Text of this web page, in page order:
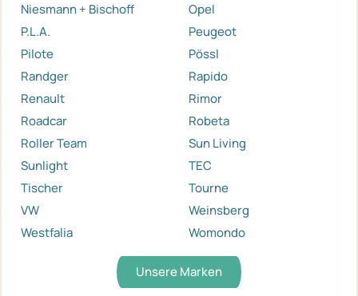
Niesmann + Bischoff
Opel
P.L.A.
Peugeot
Pilote
Pössl
Randger
Rapido
Renault
Rimor
Roadcar
Robeta
Roller Team
Sun Living
Sunlight
TEC
Tischer
Tourne
VW
Weinsberg
Westfalia
Womondo
Unsere Marken